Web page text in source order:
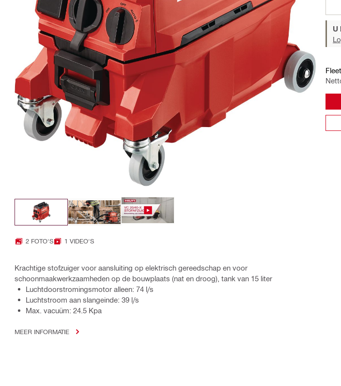
2 FOTO'S 1 VIDEO'S
Krachtige stofzuiger voor aansluiting op elektrisch gereedschap en voor
schoonmaakwerkzaamheden op de bouwplaats (nat en droog), tank van 15 liter
Luchtdoorstromingsmotor alleen: 74 l/s
Luchtstroom aan slangeinde: 39 l/s
Max. vacuüm: 24.5 Kpa
MEER INFORMATIE
U